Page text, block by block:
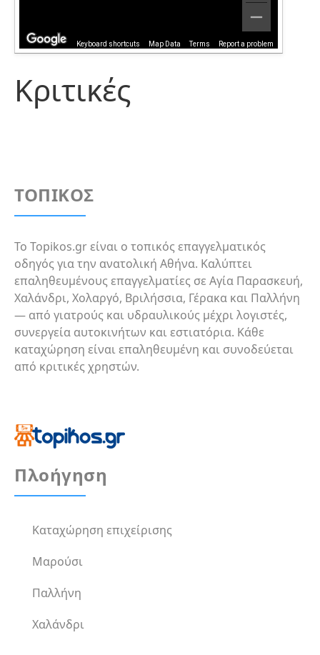
Keyboard shortcuts Map Data Terms Report a problem
Κριτικές
ΤΟΠΙΚΟΣ
Το Topikos.gr είναι ο τοπικός επαγγελματικός
οδηγός για την ανατολική Αθήνα. Καλύπτει
επαληθευμένους επαγγελματίες σε Αγία Παρασκευή,
Χαλάνδρι, Χολαργό, Βριλήσσια, Γέρακα και Παλλήνη
— από γιατρούς και υδραυλικούς μέχρι λογιστές,
συνεργεία αυτοκινήτων και εστιατόρια. Κάθε
καταχώρηση είναι επαληθευμένη και συνοδεύεται
από κριτικές χρηστών.
Πλοήγηση
Καταχώρηση επιχείρισης
Μαρούσι
Παλλήνη
Χαλάνδρι